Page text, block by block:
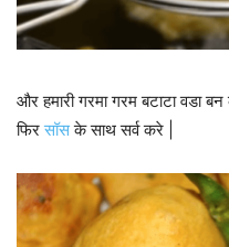
और हमारी गरमा गरम बटाटा वडा
फिरसॉसके साथ सर्व करे |